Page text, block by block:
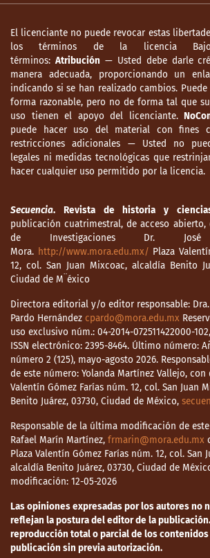
El licenciante no puede revocar estas
los términos de la licencia
términos: Atribución — Usted debe darle
manera adecuada, proporcionando un
indicando si se han realizado cambios.
forma razonable, pero no de forma tal que
uso tienen el apoyo del licenciante.
puede hacer uso del material con fines
restricciones adicionales — Usted no
legales ni medidas tecnológicas que
hacer cualquier uso permitido por la licencia.
Secuencia. Revista de historia y
publicación cuatrimestral, de acceso
de Investigaciones Dr.
Mora. http://www.mora.edu.mx/ Plaza
12, col. San Juan Mixcoac, alcaldía Benito
Ciudad de M¨éxico
Directora editorial y/o editor responsable:
Pardo Hernández cpardo@mora.edu.mx
uso exclusivo núm.: 04-2014-072511422000-
ISSN electrónico: 2395-8464. Último número:
número 2 (125), mayo-agosto 2026.
de este número: Yolanda Martínez Vallejo,
Valentín Gómez Farías núm. 12, col. San Juan
Benito Juárez, 03730, Ciudad de México,
Responsable de la última modificación de
Rafael Marín Martínez, frmarin@mora.edu.mx
Plaza Valentín Gómez Farías núm. 12, col. San
alcaldía Benito Juárez, 03730, Ciudad de
modificación: 12-05-2026
Las opiniones expresadas por los autores no
reflejan la postura del editor de la
reproducción total o parcial de los contenidos
publicación sin previa autorización.